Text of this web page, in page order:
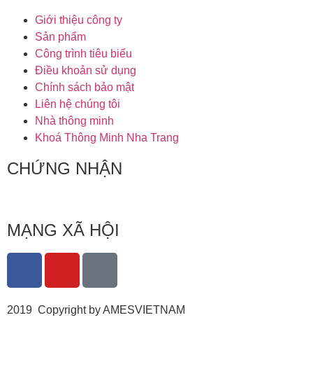
Giới thiệu công ty
Sản phẩm
Công trình tiêu biểu
Điều khoản sử dụng
Chính sách bảo mật
Liên hệ chúng tôi
Nhà thông minh
Khoá Thông Minh Nha Trang
CHỨNG NHẬN
MẠNG XÃ HỘI
2019 Copyright by AMESVIETNAM